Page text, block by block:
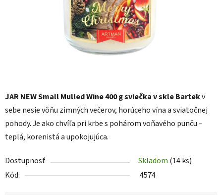
JAR NEW Small Mulled Wine 400 g sviečka v skle Bartekv
sebe nesie vôňu zimných večerov, horúceho vína a sviatočnej
pohody. Je ako chvíľa pri krbe s pohárom voňavého punču –
teplá, korenistá a upokojujúca.
Dostupnosť Skladom (14 ks)
Kód:
4574